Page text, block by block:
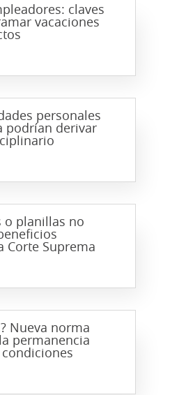
claves
vacaciones
personales
podrían derivar
o planillas no
Corte Suprema
Nueva norma
permanencia